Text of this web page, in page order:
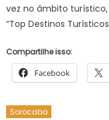
vez no âmbito
“Top Destinos
Compartilhe isso:
Facebook
Sorocaba